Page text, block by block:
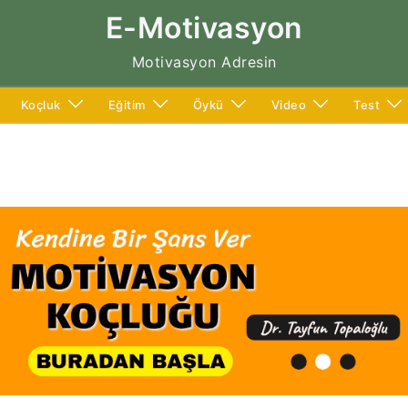
E-Motivasyon
Motivasyon Adresin
Koçluk Eğitim Öykü Video Test